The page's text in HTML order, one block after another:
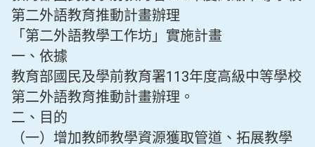
第二外語教育推動計畫辦理
「第二外語教學工作坊」實施計畫
一、依據
教育部國民及學前教育署113年度高級中等學校
第二外語教育推動計畫辦理。
二、目的
（一）增加教師教學資源獲取管道、拓展教學